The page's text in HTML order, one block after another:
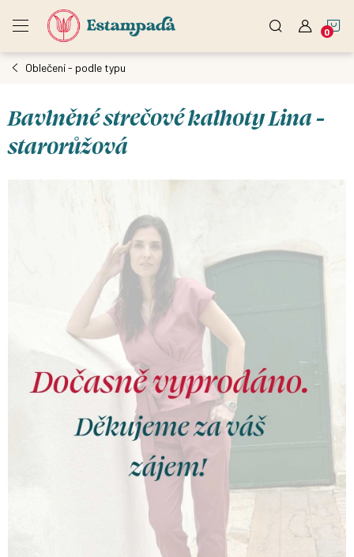
Oblečení - podle typu
Bavlněné strečové kalhoty Lina -
starorůžová